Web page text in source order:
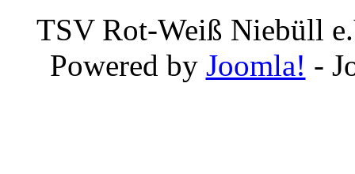
TSV Rot-Weiß Niebüll
Powered by Joomla! -